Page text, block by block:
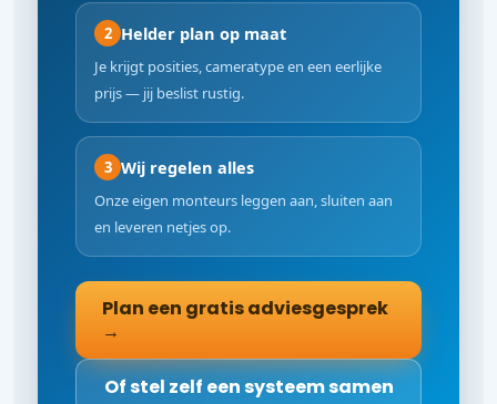
2 Helder plan op maat
Je krijgt posities, cameratype en een eerlijke
prijs — jij beslist rustig.
3 Wij regelen alles
Onze eigen monteurs leggen aan, sluiten aan
en leveren netjes op.
Plan een gratis adviesgesprek
→
Of stel zelf een systeem samen